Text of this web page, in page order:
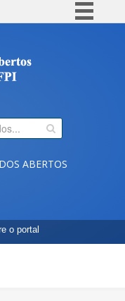
Comunica BR
Participe
Legislação
ABERTOS
o portal